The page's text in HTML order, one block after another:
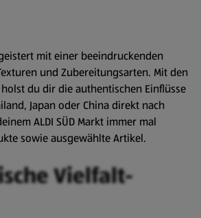
mit einer beeindruckenden
und Zubereitungsarten. Mit den
du dir die authentischen Einflüsse
Japan oder China direkt nach
ALDI SÜD Markt immer mal
sowie ausgewählte Artikel.
Vielfalt-